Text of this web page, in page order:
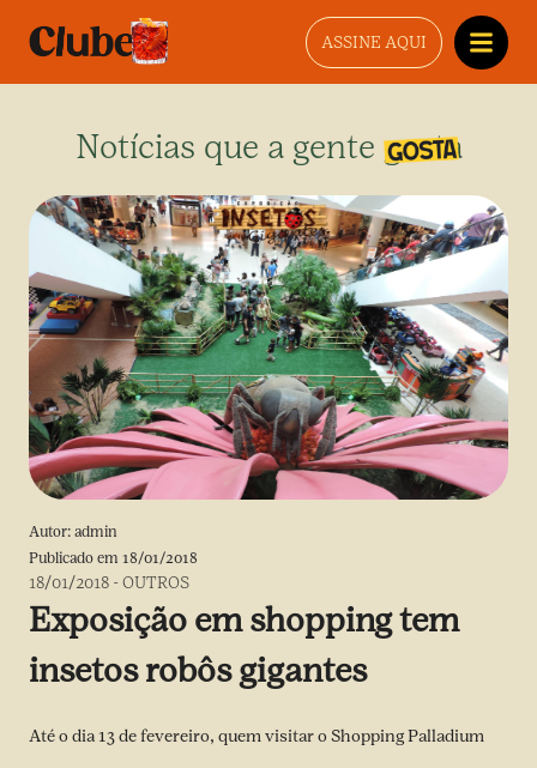
ASSINE AQUI
Notícias que a gente gosta
Autor: admin
Publicado em 18/01/2018
18/01/2018 -OUTROS
Exposição em shopping tem
insetos robôs gigantes
Até o dia 13 de fevereiro, quem visitar o Shopping Palladium